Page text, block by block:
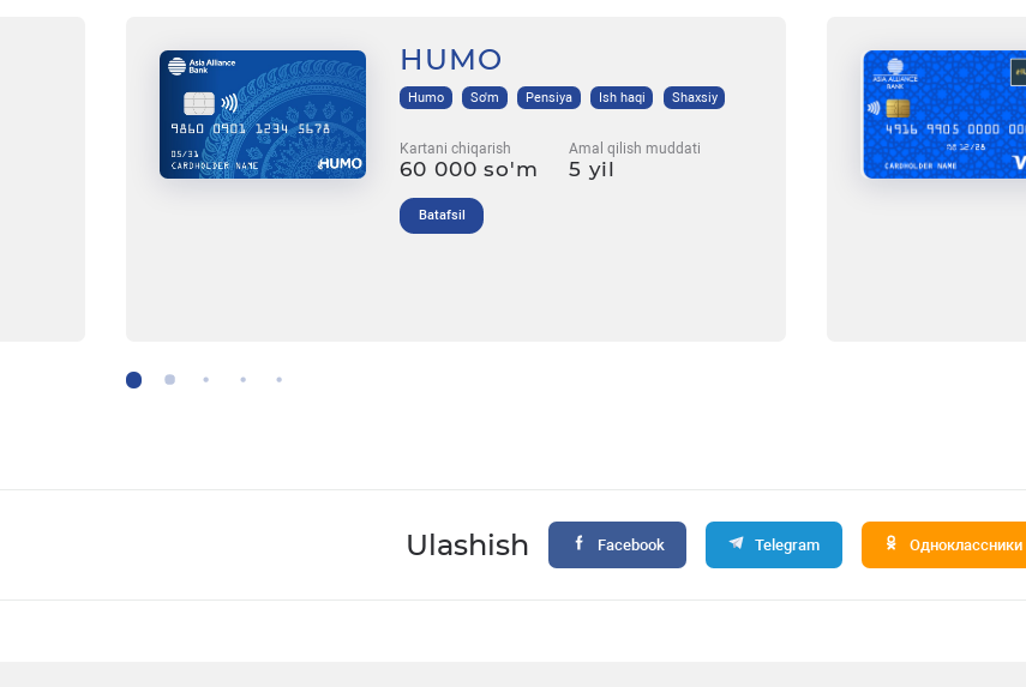
HUMO
Humo So'm Pensiya Ish haqi Shaxsiy
Kartani chiqarish
60 000 so'm
Amal qilish muddati
5 yil
Batafsil
Ulashish Facebook Telegram Одноклассники